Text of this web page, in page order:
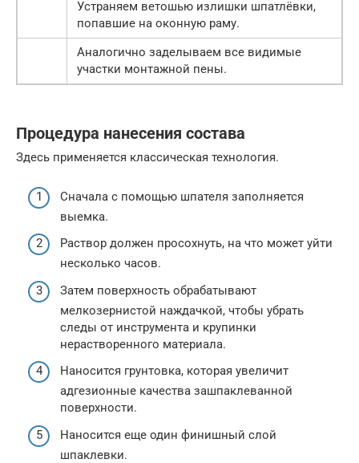
Устраняем ветошью излишки шпатлёвки,
попавшие на оконную раму.
Аналогично заделываем все видимые
участки монтажной пены.
Процедура нанесения состава
Здесь применяется классическая технология.
Сначала с помощью шпателя заполняется
выемка.
Раствор должен просохнуть, на что может уйти
несколько часов.
Затем поверхность обрабатывают
мелкозернистой наждачкой, чтобы убрать
следы от инструмента и крупинки
нерастворенного материала.
Наносится грунтовка, которая увеличит
адгезионные качества зашпаклеванной
поверхности.
Наносится еще один финишный слой
шпаклевки.